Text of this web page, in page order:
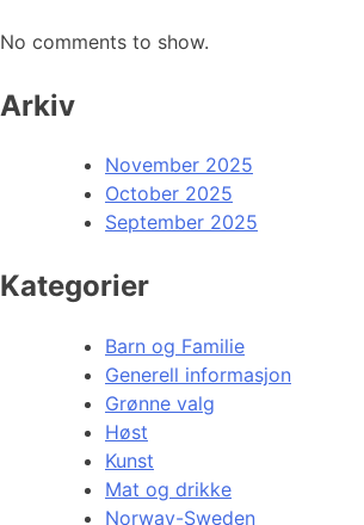
No comments to show.
Arkiv
November 2025
October 2025
September 2025
Kategorier
Barn og Familie
Generell informasjon
Grønne valg
Høst
Kunst
Mat og drikke
Norway-Sweden